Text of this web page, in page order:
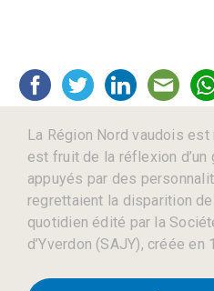
La Région Nord vaudois
est fruit de la réflexion
appuyés par des
regrettaient la disparition
quotidien édité par la
d’Yverdon (SAJY), créée en